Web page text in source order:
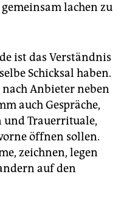
lachen zu
ist das Verständnis
Schicksal haben.
Anbieter neben
auch Gespräche,
und Trauerrituale,
öffnen sollen.
zeichnen, legen
auf den